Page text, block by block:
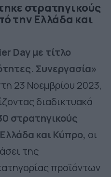
στρατηγικούς
την Ελλάδα και
Dayμε τίτλο
Συνεργασία»
23 Νοεμβρίου 2023,
διαδικτυακά
στρατηγικούς
και Κύπρο, οι
της
προϊόντων